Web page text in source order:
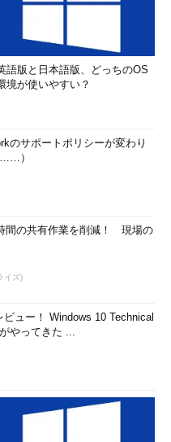
語版と日本語版、どっちのOS
境が使いやすい？
のサポートポリシーが変わり
）
間の共有作業を削減！ 現場の
イズ)
ュー！ Windows 10 Technical
やってきた ...